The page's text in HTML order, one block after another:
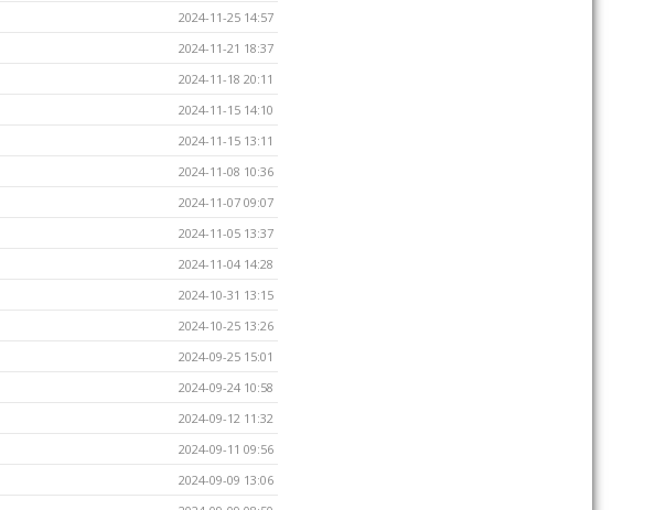
2024-11-25 14:57
2024-11-21 18:37
2024-11-18 20:11
2024-11-15 14:10
2024-11-15 13:11
2024-11-08 10:36
2024-11-07 09:07
2024-11-05 13:37
2024-11-04 14:28
2024-10-31 13:15
2024-10-25 13:26
2024-09-25 15:01
2024-09-24 10:58
2024-09-12 11:32
2024-09-11 09:56
2024-09-09 13:06